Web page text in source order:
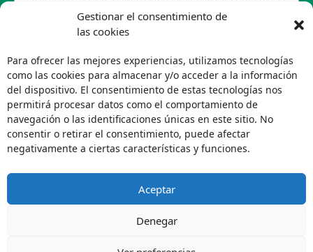
Gestionar el consentimiento de
las cookies
Para ofrecer las mejores experiencias, utilizamos tecnologías
como las cookies para almacenar y/o acceder a la información
del dispositivo. El consentimiento de estas tecnologías nos
permitirá procesar datos como el comportamiento de
navegación o las identificaciones únicas en este sitio. No
consentir o retirar el consentimiento, puede afectar
negativamente a ciertas características y funciones.
Aceptar
Denegar
Política de Términos y Condiciones de Uso
Política de Tratamiento de Datos Personales VECOL
S.A
Política de Derechos de Autor y Uso sobre los
Contenidos
Política Editorial de la Sede Electrónica
Encuesta de usabilidad